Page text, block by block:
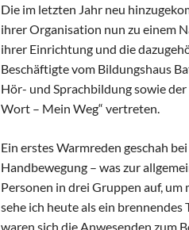
Die im letzten Jahr neu
ihrer Organisation nun zu einem
ihrer Einrichtung und die
Beschäftigte vom Bildungshaus
Hör- und Sprachbildung sowie
Wort – Mein Weg“ vertreten.
Ein erstes Warmreden geschah
Handbewegung – was zur
Personen in drei Gruppen auf,
sehe ich heute als ein
waren sich die Anwesenden zum